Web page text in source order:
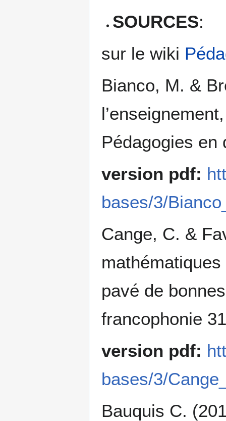
SOURCES:
sur le wiki
Bianco, M. &
Pédagogies en
version pdf:
bases/3/
Cange, C. &
pavé de
francophonie
version pdf:
bases/3/
Bauquis C.